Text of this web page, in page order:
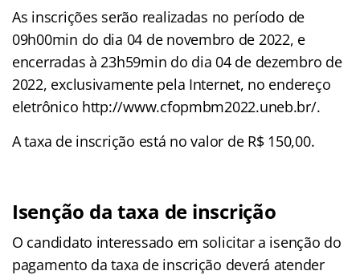
As inscrições serão realizadas no período de
09h00min do dia 04 de novembro de 2022, e
encerradas à 23h59min do dia 04 de dezembro de
2022, exclusivamente pela Internet, no endereço
eletrônico http://www.cfopmbm2022.uneb.br/.
A taxa de inscrição está no valor de R$ 150,00.
Isenção da taxa de inscrição
O candidato interessado em solicitar a isenção do
pagamento da taxa de inscrição deverá atender